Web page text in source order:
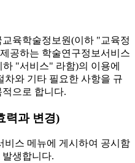
육학술정보원(이하 "교육정
공하는 학술연구정보서비스
"서비스" 라함)의 이용에
차와 기타 필요한 사항을 규
으로 합니다.
력과 변경)
스 메뉴에 게시하여 공시함
발생합니다.